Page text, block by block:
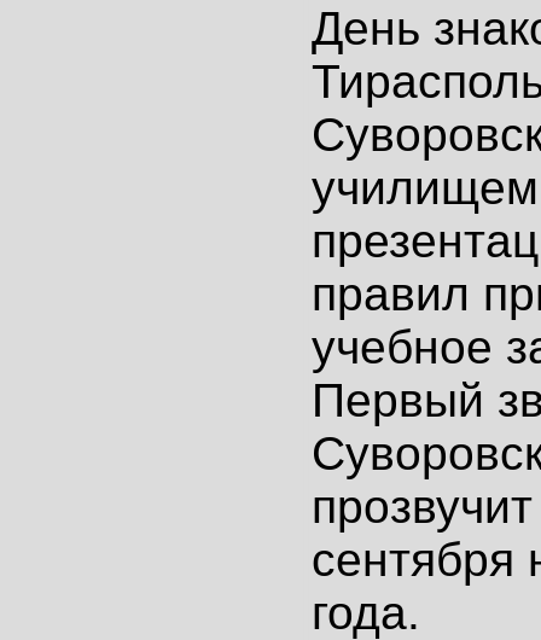
День
правил
учебное
Первый
сентября
года.